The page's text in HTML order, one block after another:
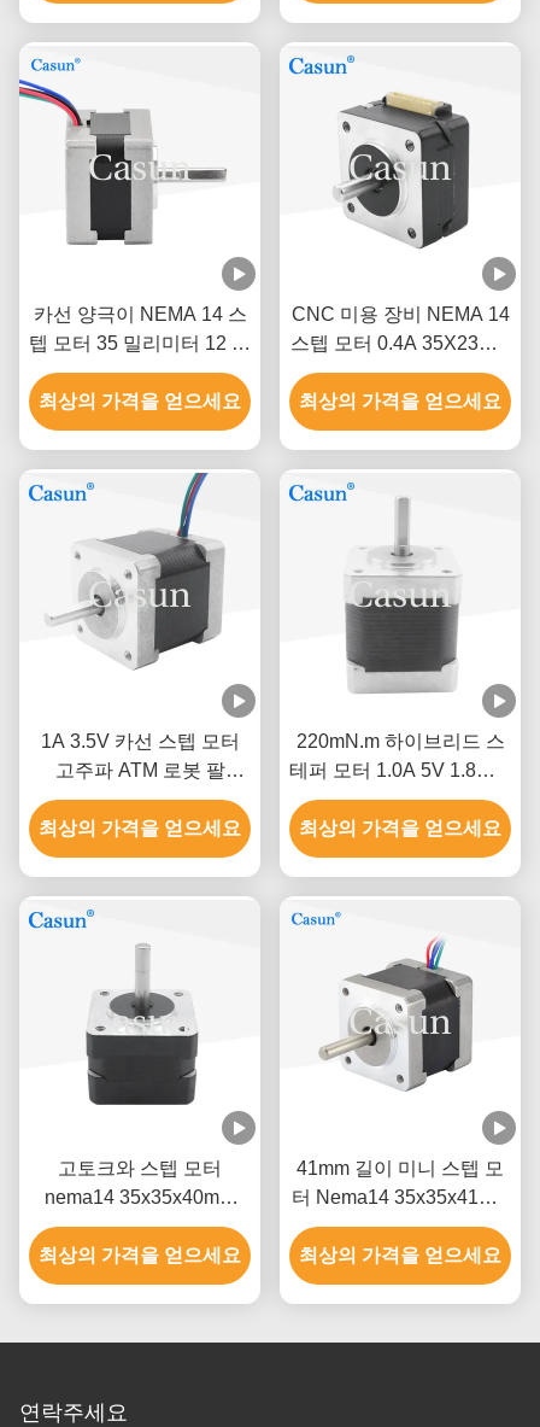
카선 양극이 NEMA 14 스
텝 모터 35 밀리미터 12 볼
트 DC 스텝 모터
최상의 가격을 얻으세요
CNC 미용 장비 NEMA 14
스텝 모터 0.4A 35X23mm
60mNM 1.8 Deg
최상의 가격을 얻으세요
1A 3.5V 카선 스텝 모터
고주파 ATM 로봇 팔
Nema 14
최상의 가격을 얻으세요
220mN.m 하이브리드 스
테퍼 모터 1.0A 5V 1.8도 4
선 모터
최상의 가격을 얻으세요
고토크와 스텝 모터
nema14 35x35x40mm
350mN.m 극소 스텝 모터
최상의 가격을 얻으세요
41mm 길이 미니 스텝 모
터 Nema14 35x35x41mm
180mN.M 의료용 기계
최상의 가격을 얻으세요
연락주세요